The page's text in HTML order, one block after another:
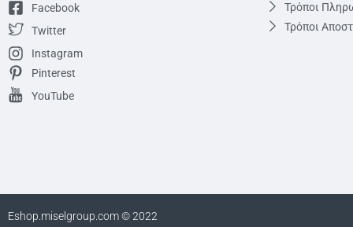
Facebook
Twitter
Instagram
Pinterest
YouTube
Τρόποι
Τρόποι
Eshop.miselgroup.com © 2022